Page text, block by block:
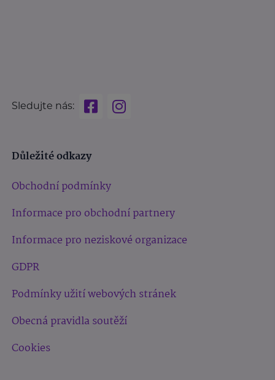
Sledujte nás:
Důležité odkazy
Obchodní podmínky
Informace pro obchodní partnery
Informace pro neziskové organizace
GDPR
Podmínky užití webových stránek
Obecná pravidla soutěží
Cookies